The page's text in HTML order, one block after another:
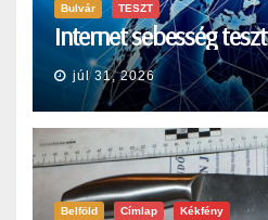
Bulvár TESZT
Internet sebesség teszt
júl 31, 2026
Belföld Címlap Kékfény